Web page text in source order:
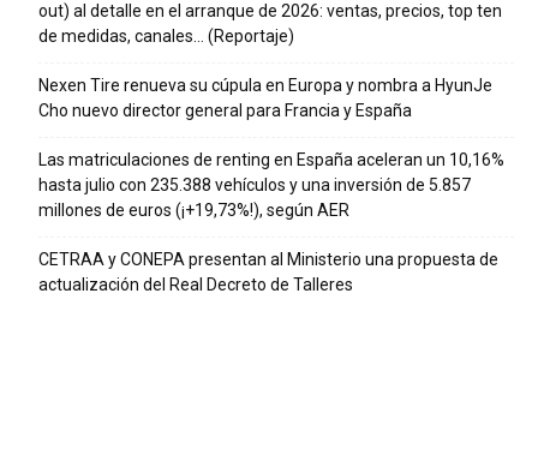
out) al detalle en el arranque de 2026: ventas, precios, top ten
de medidas, canales… (Reportaje)
Nexen Tire renueva su cúpula en Europa y nombra a HyunJe
Cho nuevo director general para Francia y España
Las matriculaciones de renting en España aceleran un 10,16%
hasta julio con 235.388 vehículos y una inversión de 5.857
millones de euros (¡+19,73%!), según AER
CETRAA y CONEPA presentan al Ministerio una propuesta de
actualización del Real Decreto de Talleres